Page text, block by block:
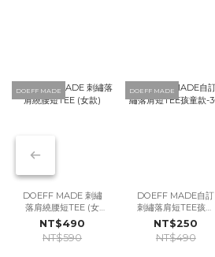
DOEFF MADE
DOEFF MADE 刺繡
落肩繞腰短TEE (女
款)
NT$490
NT$590
DOEFF MADE
DOEFF MADE自訂
刺繡落肩短TEE孩童
款-3色
NT$250
NT$490